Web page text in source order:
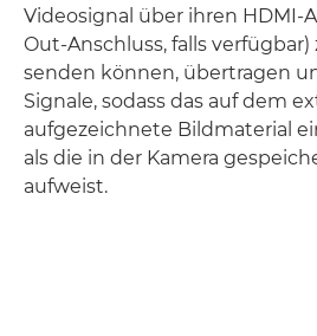
Videosignal über ihren HDMI-
Out-Anschluss, falls
senden können, übertragen
Signale, sodass das auf dem
aufgezeichnete Bildmaterial
als die in der Kamera
aufweist.